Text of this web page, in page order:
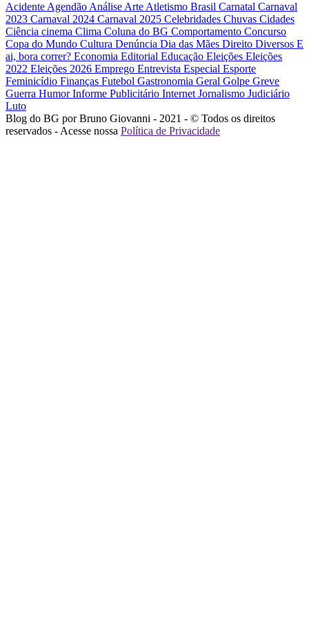
Acidente Agendão Análise Arte Atletismo Brasil Carnatal Carnaval
2023 Carnaval 2024 Carnaval 2025 Celebridades Chuvas Cidades
Ciência cinema Clima Coluna do BG Comportamento Concurso
Copa do Mundo Cultura Denúncia Dia das Mães Direito Diversos E
ai, bora correr? Economia Editorial Educação Eleições Eleições
2022 Eleições 2026 Emprego Entrevista Especial Esporte
Feminicídio Finanças Futebol Gastronomia Geral Golpe Greve
Guerra HumorInforme Publicitário Internet Jornalismo Judiciário
Luto
Blog do BG por Bruno Giovanni - 2021 - © Todos os direitos
reservados - Acesse nossa Política de Privacidade